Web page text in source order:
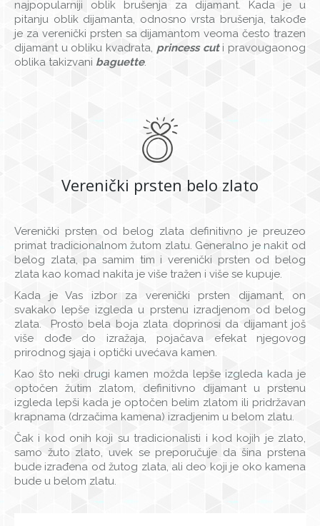
najpopularniji oblik brušenja za dijamant. Kada je u
pitanju oblik dijamanta, odnosno vrsta brušenja, takođe
je za verenički prsten sa dijamantom veoma često trazen
dijamant u obliku kvadrata, princess cuti pravougaonog
oblika takizvani baguette.
Verenički prsten belo zlato
Verenički prsten od belog zlata definitivno je preuzeo
primat tradicionalnom žutom zlatu. Generalno je nakit od
belog zlata, pa samim tim i verenički prsten od belog
zlata kao komad nakita je više tražen i više se kupuje.
Kada je Vas izbor za verenički prsten dijamant, on
svakako lepše izgleda u prstenu izradjenom od belog
zlata. Prosto bela boja zlata doprinosi da dijamant još
više dođe do izražaja, pojačava efekat njegovog
prirodnog sjaja i optički uvećava kamen.
Kao što neki drugi kamen možda lepše izgleda kada je
optočen žutim zlatom, definitivno dijamant u prstenu
izgleda lepši kada je optočen belim zlatom ili pridržavan
krapnama (drzačima kamena) izradjenim u belom zlatu.
Čak i kod onih koji su tradicionalisti i kod kojih je zlato,
samo žuto zlato, uvek se preporučuje da šina prstena
bude izrađena od žutog zlata, ali deo koji je oko kamena
bude u belom zlatu.